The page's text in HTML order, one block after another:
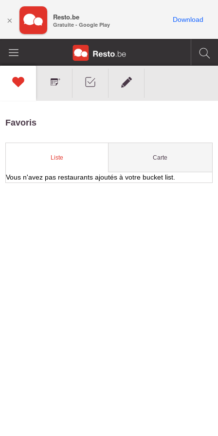
Favoris
Liste Carte
Vous n'avez pas restaurants ajoutés à votre bucket list.
× Resto.be
Gratuite - Google Play
Download